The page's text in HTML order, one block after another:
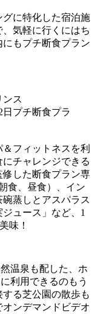
に特化した宿泊施
気軽に行くにはち
もプチ断食プラン
ンス
プチ断食プラ
フィットネスを利
チャレンジできる
した断食プラン専
食、昼食）、イン
蒸しとアスパラス
ュース」など、1
味！
温泉も配した、ホ
利用できるのもう
る芝公園の散歩も
ンデマンドビデオ